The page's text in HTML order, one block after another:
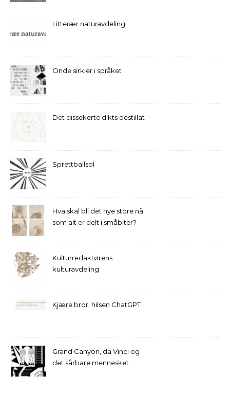
Litterær naturavdeling
Onde sirkler i språket
Det dissekerte dikts destillat
Sprettballsol
Hva skal bli det nye store nå
som alt er delt i småbiter?
Kulturredaktørens
kulturavdeling
Kjære bror, hilsen ChatGPT
Grand Canyon, da Vinci og
det sårbare mennesket